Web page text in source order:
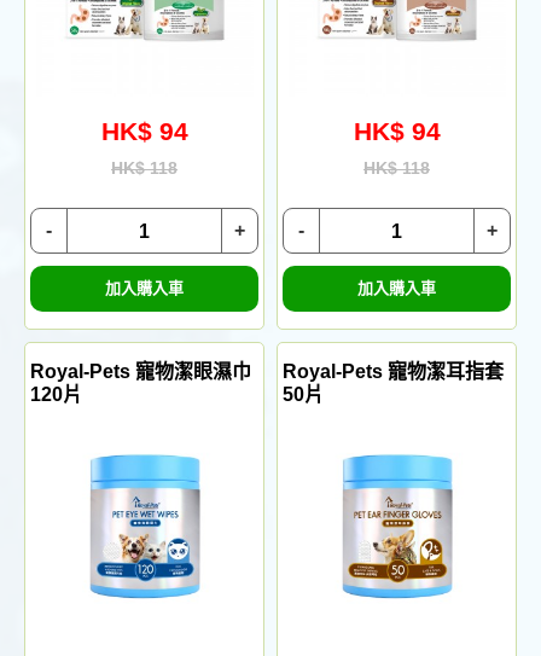
HK$ 94
HK$ 118
+
-
加入購入車
HK$ 94
HK$ 118
+
-
加入購入車
Royal-Pets 寵物潔眼濕巾
120片
Royal-Pets 寵物潔耳指套
50片